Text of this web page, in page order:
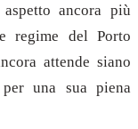
ancora più
regime del Porto
attende siano
una sua piena